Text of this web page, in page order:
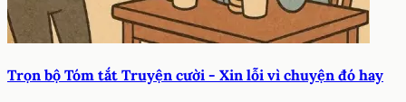
Trọn bộ Tóm tắt Truyện cười - Xin lỗi vì chuyện đó hay